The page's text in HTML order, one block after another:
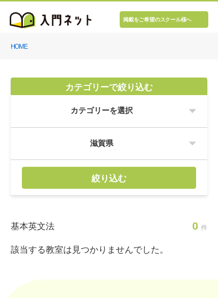
掲載をご希望のスクール様へ
HOME
カテゴリーで絞り込む
絞り込む
基本英文法 0 件
該当する教室は見つかりませんでした。